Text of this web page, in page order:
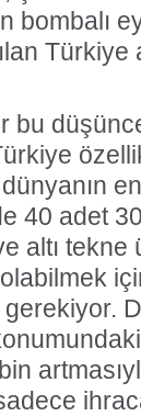
bombalı
bu
40 adet
altı